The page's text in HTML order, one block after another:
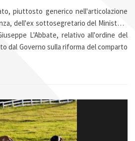
piuttosto generico nell'articolazione
dell'ex sottosegretario del Ministero
L'Abbate, relativo all'ordine del
dal Governo sulla riforma del comparto
Il nodo della proposta, già esplicitata
fa, verte sulla separazione tra le